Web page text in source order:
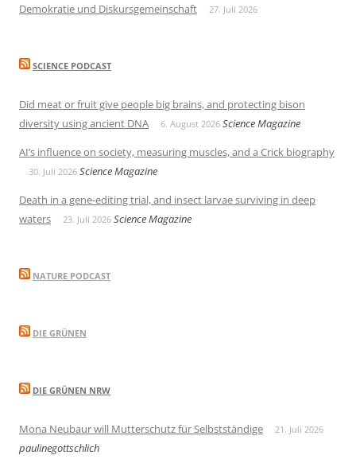
Demokratie und Diskursgemeinschaft 27. Juli 2026
SCIENCE PODCAST
Did meat or fruit give people big brains, and protecting bison
diversity using ancient DNA
6. August 2026 Science Magazine
AI’s influence on society, measuring muscles, and a Crick biography
30. Juli 2026 Science Magazine
Death in a gene-editing trial, and insect larvae surviving in deep
waters
23. Juli 2026 Science Magazine
NATURE PODCAST
DIE GRÜNEN
DIE GRÜNEN NRW
Mona Neubaur will Mutterschutz für Selbstständige 21. Juli 2026
paulinegottschlich